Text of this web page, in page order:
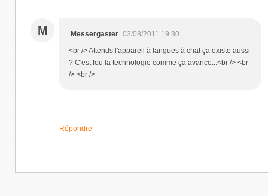
M Messergaster 03/08/2011 19:30
<br /> Attends l'appareil à langues à chat ça existe aussi
? C'est fou la technologie comme ça avance...<br /> <br
/> <br />
Répondre